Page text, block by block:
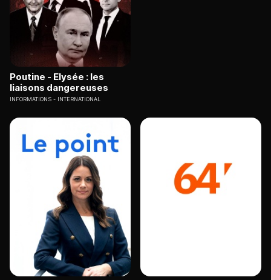
Poutine - Elysée : les
liaisons dangereuses
INFORMATIONS INTERNATIONAL